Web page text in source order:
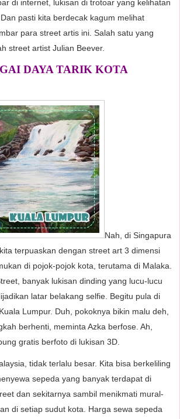
di internet, lukisan di trotoar yang kelihatan
pasti kita berdecak kagum melihat
para street artis ini. Salah satu yang
street artist Julian Beever.
DAYA TARIK KOTA
Nah, di Singapura
terpuaskan dengan street art 3 dimensi
di pojok-pojok kota, terutama di Malaka.
banyak lukisan dinding yang lucu-lucu
latar belakang selfie. Begitu pula di
Lumpur. Duh, pokoknya bikin malu deh,
berhenti, meminta Azka berfose. Ah,
gratis berfoto di lukisan 3D.
tidak terlalu besar. Kita bisa berkeliling
sepeda yang banyak terdapat di
dan sekitarnya sambil menikmati mural-
di setiap sudut kota. Harga sewa sepeda